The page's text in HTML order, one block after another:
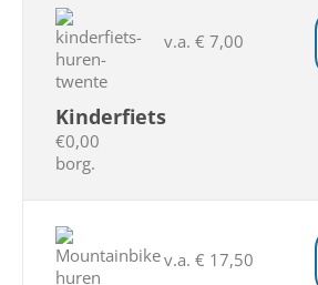
Kinderfiets
€0,00
borg.
v.a. € 7,00
v.a. € 17,50